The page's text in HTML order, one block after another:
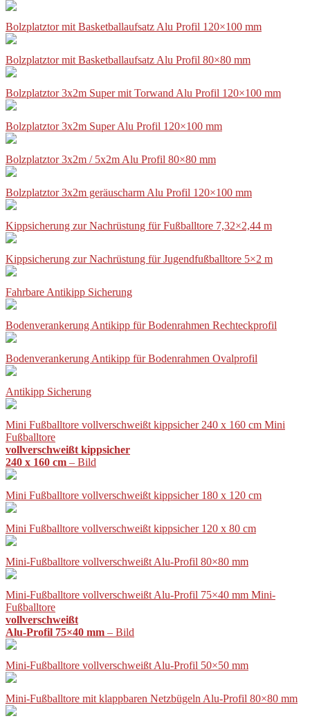
Bolzplatztor mit Basketballaufsatz Alu Profil 120×100 mm
Bolzplatztor mit Basketballaufsatz Alu Profil 80×80 mm
Bolzplatztor 3x2m Super mit Torwand Alu Profil 120×100 mm
Bolzplatztor 3x2m Super Alu Profil 120×100 mm
Bolzplatztor 3x2m / 5x2m Alu Profil 80×80 mm
Bolzplatztor 3x2m geräuscharm Alu Profil 120×100 mm
Kippsicherung zur Nachrüstung für Fußballtore 7,32×2,44 m
Kippsicherung zur Nachrüstung für Jugendfußballtore 5×2 m
Fahrbare Antikipp Sicherung
Bodenverankerung Antikipp für Bodenrahmen Rechteckprofil
Bodenverankerung Antikipp für Bodenrahmen Ovalprofil
Antikipp Sicherung
Mini Fußballtore vollverschweißt kippsicher 240 x 160 cm Mini
Fußballtore
vollverschweißt kippsicher
240 x 160 cm – Bild
Mini Fußballtore vollverschweißt kippsicher 180 x 120 cm
Mini Fußballtore vollverschweißt kippsicher 120 x 80 cm
Mini-Fußballtore vollverschweißt Alu-Profil 80×80 mm
Mini-Fußballtore vollverschweißt Alu-Profil 75×40 mm Mini-
Fußballtore
vollverschweißt
Alu-Profil 75×40 mm – Bild
Mini-Fußballtore vollverschweißt Alu-Profil 50×50 mm
Mini-Fußballtore mit klappbaren Netzbügeln Alu-Profil 80×80 mm